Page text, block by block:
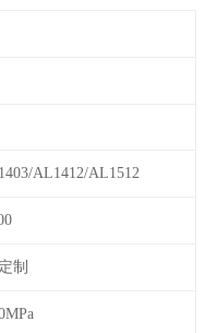
AL1412/AL1512
制